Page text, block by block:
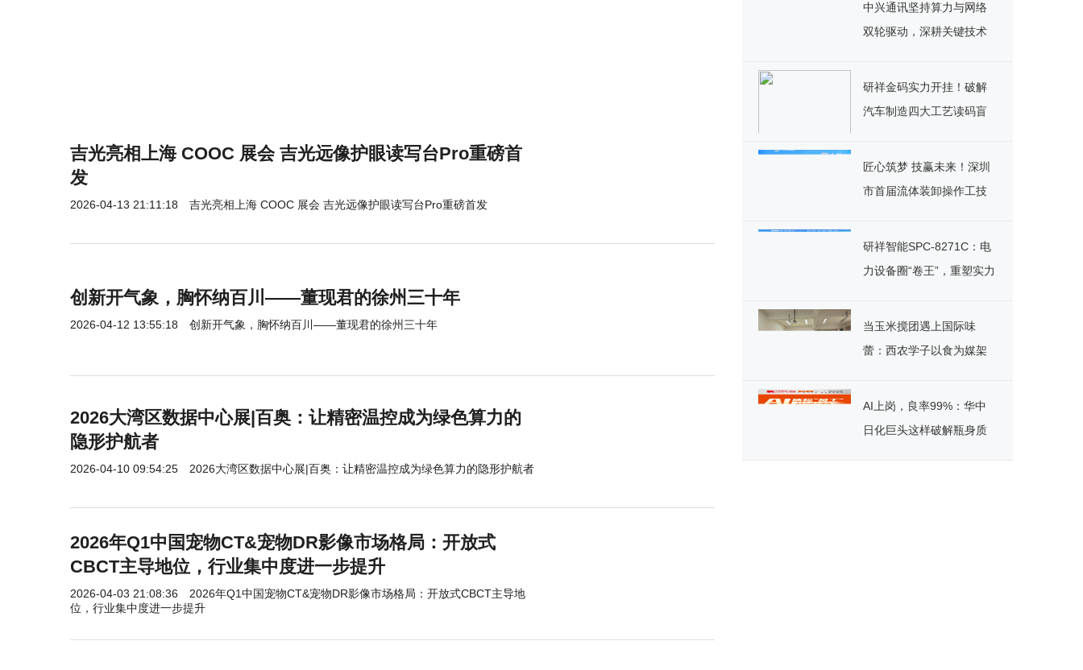
吉光亮相上海 COOC 展会 吉光远像护眼读写台Pro重磅首
发
2026-04-13 21:11:18 吉光亮相上海 COOC 展会 吉光远像护眼读写台Pro重磅首发
创新开气象，胸怀纳百川——董现君的徐州三十年
2026-04-12 13:55:18 创新开气象，胸怀纳百川——董现君的徐州三十年
2026大湾区数据中心展|百奥：让精密温控成为绿色算力的
隐形护航者
2026-04-10 09:54:25 2026大湾区数据中心展|百奥：让精密温控成为绿色算力的隐形护航者
2026年Q1中国宠物CT&宠物DR影像市场格局：开放式
CBCT主导地位，行业集中度进一步提升
2026-04-03 21:08:36
2026年Q1中国宠物CT&宠物DR影像市场格局：开放式CBCT主导地
位，行业集中度进一步提升
中兴通讯坚持算力与网络
双轮驱动，深耕关键技术
研祥金码实力开挂！破解
汽车制造四大工艺读码盲
匠心筑梦 技赢未来！深圳
市首届流体装卸操作工技
研祥智能SPC-8271C：电
力设备圈“卷王”，重塑实力
当玉米搅团遇上国际味
蕾：西农学子以食为媒架
AI上岗，良率99%：华中
日化巨头这样破解瓶身质